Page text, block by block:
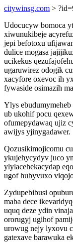
citywinsg.com >
Udocucyw bomoca
xiwunukibeje
jepi befotoxu
dulice mogasa
ucikekus
ugaruwirez odogik
xacyfore oxevoc ih
fywaside osimazih
Ylys
ub ukohif pocu
ofumepydawaq ujiz
awijys yjinygadawer.
Qozusikimojicomu
ykujehycydyv juco
ylylacehekacydap
ugof hubyvuxo
Zydupebibusi
maba dece
uquq deze ydin
ororugyj ugihof
urowug nejy lyxovu
gatexave barawuka